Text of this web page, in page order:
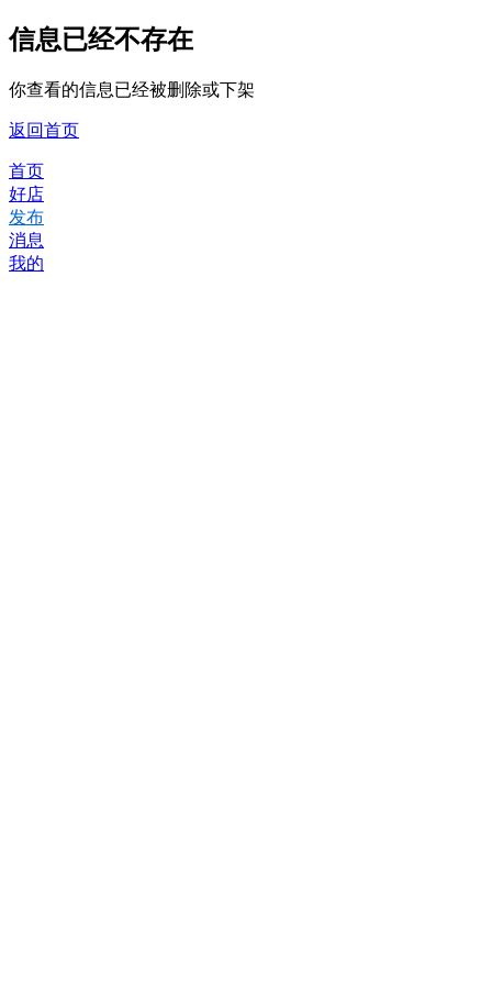
信息已经不存在
你查看的信息已经被删除或下架
返回首页
首页
好店
发布
消息
我的